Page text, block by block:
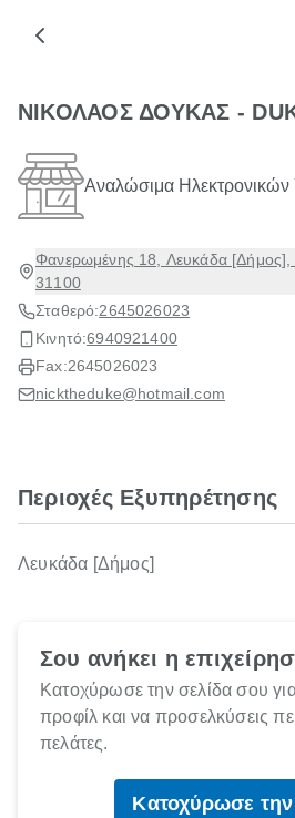
ΝΙΚΟΛΑΟΣ ΔΟΥΚΑΣ -
Αναλώσιμα
Φανερωμένης 18, Λευκάδα [Δήμος],
31100
Σταθερό:2645026023
Κινητό:6940921400
Fax:2645026023
nicktheduke@hotmail.com
Περιοχές Εξυπηρέτησης
Λευκάδα [Δήμος]
Σου ανήκει η
Κατοχύρωσε την σελίδα σου
προφίλ και να προσελκύσεις
πελάτες.
Κατοχύρωσε την